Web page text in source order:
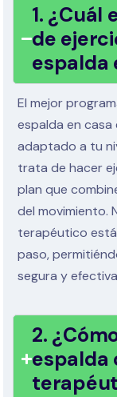
1. ¿Cuál
de
espalda
El mejor
espalda en
adaptado a tu
trata de hacer
plan que
del movimiento.
terapéutico
paso,
segura y
2.
espalda